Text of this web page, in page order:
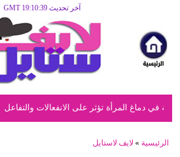
آخر تحديث GMT 19:10:39
دماغ المرأة تؤثر على الانفعالات والتفاعل
الرئيسية » لايف لاستايل